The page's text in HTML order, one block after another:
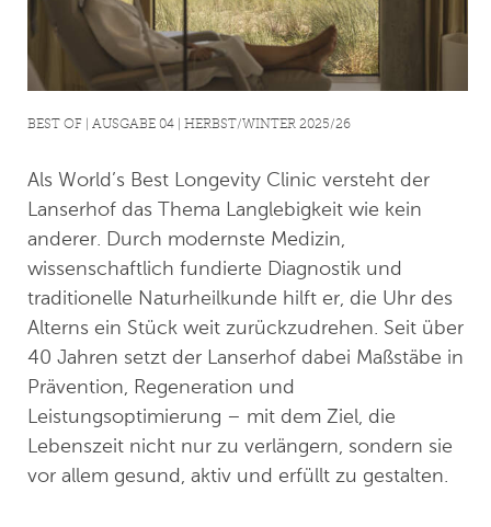
BEST OF | AUSGABE 04 | HERBST/WINTER 2025/26
Als World’s Best Longevity Clinic versteht der
Lanserhof das Thema Langlebigkeit wie kein
anderer. Durch modernste Medizin,
wissenschaftlich fundierte Diagnostik und
traditionelle Naturheilkunde hilft er, die Uhr des
Alterns ein Stück weit zurückzudrehen. Seit über
40 Jahren setzt der Lanserhof dabei Maßstäbe in
Prävention, Regeneration und
Leistungsoptimierung – mit dem Ziel, die
Lebenszeit nicht nur zu verlängern, sondern sie
vor allem gesund, aktiv und erfüllt zu gestalten.